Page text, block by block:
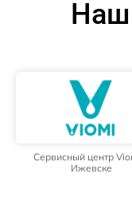
Сервисный центр
Ижевске